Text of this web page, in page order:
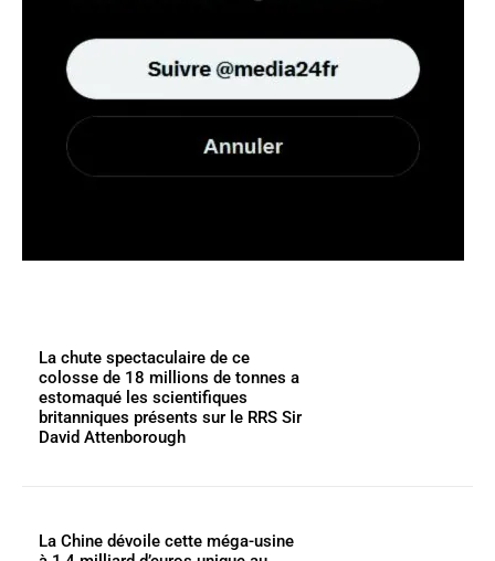
La chute spectaculaire de ce
colosse de 18 millions de tonnes a
estomaqué les scientifiques
britanniques présents sur le RRS Sir
David Attenborough
La Chine dévoile cette méga-usine